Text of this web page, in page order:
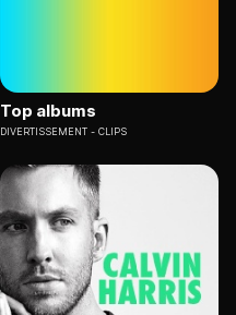
Top albums
DIVERTISSEMENT CLIPS